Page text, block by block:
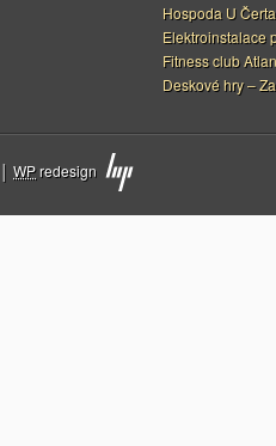
Hospoda U
Elektroinstalace
Fitness club
Deskové hry –
WPredesign